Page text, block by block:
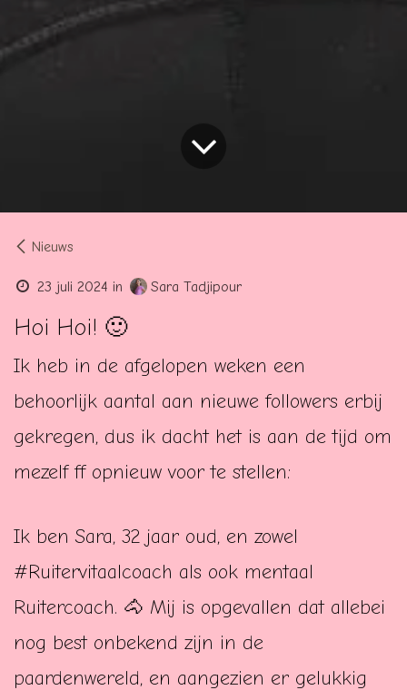
Nieuws
23 juli 2024 in Sara Tadjipour
Hoi Hoi! 🙂
Ik heb in de afgelopen weken een
behoorlijk aantal aan nieuwe followers erbij
gekregen, dus ik dacht het is aan de tijd om
mezelf ff opnieuw voor te stellen:
Ik ben Sara, 32 jaar oud, en zowel
#Ruitervitaalcoach als ook mentaal
Ruitercoach. 🐴 Mij is opgevallen dat allebei
nog best onbekend zijn in de
paardenwereld, en aangezien er gelukkig